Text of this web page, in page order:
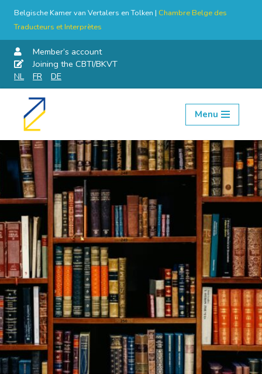
Belgische Kamer van Vertalers en Tolken | Chambre Belge des
Traducteurs et Interprètes
Member’s account
Joining the CBTI/BKVT
NL
FR DE
Skip
content
Menu